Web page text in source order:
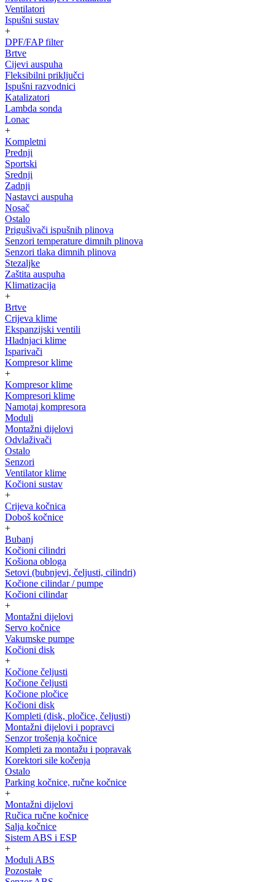
Ventilatori
Ispušni sustav
+
DPF/FAP filter
Brtve
Cijevi auspuha
Fleksibilni priključci
Ispušni razvodnici
Katalizatori
Lambda sonda
Lonac
+
Kompletni
Prednji
Sportski
Srednji
Zadnji
Nastavci auspuha
Nosač
Ostalo
Prigušivači ispušnih plinova
Senzori temperature dimnih plinova
Senzori tlaka dimnih plinova
Stezaljke
Zaštita auspuha
Klimatizacija
+
Brtve
Crijeva klime
Ekspanzijski ventili
Hladnjaci klime
Isparivači
Kompresor klime
+
Kompresor klime
Kompresori klime
Namotaj kompresora
Moduli
Montažni dijelovi
Odvlaživači
Ostalo
Senzori
Ventilator klime
Kočioni sustav
+
Crijeva kočnica
Doboš kočnice
+
Bubanj
Kočioni cilindri
Košiona obloga
Setovi (bubnjevi, čeljusti, cilindri)
Kočione cilindar / pumpe
Kočioni cilindar
+
Montažni dijelovi
Servo kočnice
Vakumske pumpe
Kočioni disk
+
Kočione čeljusti
Kočione čeljusti
Kočione pločice
Kočioni disk
Kompleti (disk, pločice, čeljusti)
Montažni dijelovi i popravci
Senzor trošenja kočnice
Kompleti za montažu i popravak
Korektori sile kočenja
Ostalo
Parking kočnice, ručne kočnice
+
Montažni dijelovi
Ručica ručne kočnice
Salja kočnice
Sistem ABS i ESP
+
Moduli ABS
Pozostałe